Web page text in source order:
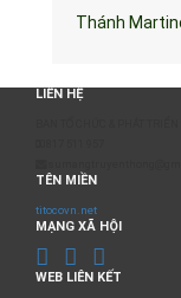
Thánh
LIÊN HỆ
TÊN MIỀN
titocovn.net
MẠNG XÃ HỘI
WEB LIÊN KẾT